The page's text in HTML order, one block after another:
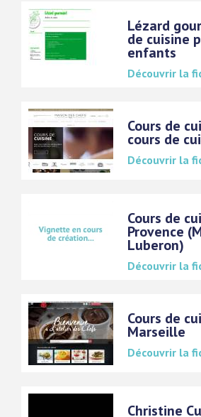
Lézard
de cuisine
enfants
Découvrir la
Cours de
cours de
Découvrir la
Cours de
Provence
Luberon)
Découvrir la
Cours de
Marseille
Découvrir la
Christine